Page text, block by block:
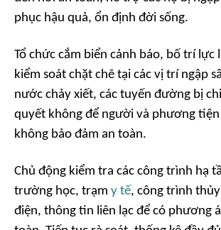
phục hậu quả, ổn định đời sống.
Tổ chức cắm biển cảnh báo, bố trí lực
kiểm soát chặt chẽ tại các vị trí ngập
nước chảy xiết, các tuyến đường bị
quyết không để người và phương
không bảo đảm an toàn.
Chủ động kiểm tra các công trình hạ
trường học, trạm y tế, công trình
điện, thông tin liên lạc để có phương